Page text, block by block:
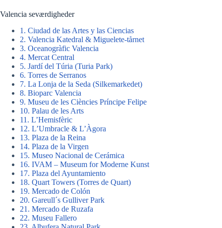
Valencia seværdigheder
1. Ciudad de las Artes y las Ciencias
2. Valencia Katedral & Miguelete-tårnet
3. Oceanogràfic Valencia
4. Mercat Central
5. Jardí del Túria (Turia Park)
6. Torres de Serranos
7. La Lonja de la Seda (Silkemarkedet)
8. Bioparc Valencia
9. Museu de les Ciències Príncipe Felipe
10. Palau de les Arts
11. L’Hemisfèric
12. L’Umbracle & L’Àgora
13. Plaza de la Reina
14. Plaza de la Virgen
15. Museo Nacional de Cerámica
16. IVAM – Museum for Moderne Kunst
17. Plaza del Ayuntamiento
18. Quart Towers (Torres de Quart)
19. Mercado de Colón
20. Gareull´s Gulliver Park
21. Mercado de Ruzafa
22. Museu Fallero